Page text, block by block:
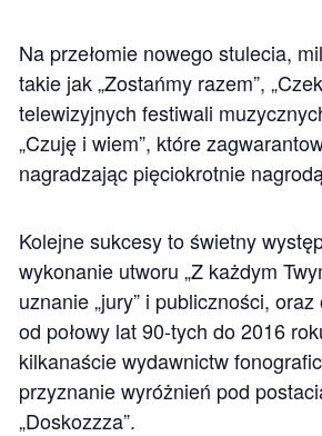
Na przełomie nowego stulecia,
takie jak „Zostańmy razem”,
telewizyjnych festiwali
„Czuję i wiem”, które
nagradzając pięciokrotnie
Kolejne sukcesy to świetny
wykonanie utworu „Z każdym
uznanie „jury” i publiczności,
od połowy lat 90-tych do 2016
kilkanaście wydawnictw
przyznanie wyróżnień pod
„Doskozzza”.